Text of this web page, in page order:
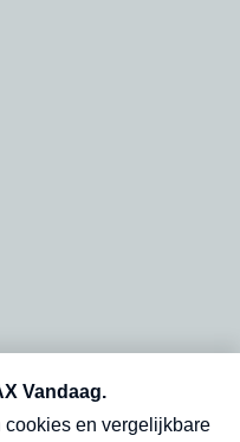
in